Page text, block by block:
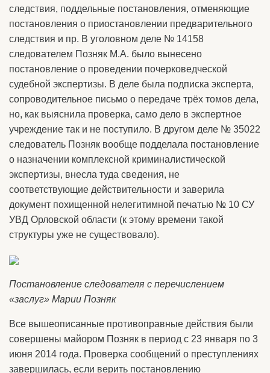
следствия, поддельные постановления, отменяющие
постановления о приостановлении предварительного
следствия и пр. В уголовном деле № 14158
следователем Позняк М.А. было вынесено
постановление о проведении почерковедческой
судебной экспертизы. В деле была подписка эксперта,
сопроводительное письмо о передаче трёх томов дела,
но, как выяснила проверка, само дело в экспертное
учреждение так и не поступило. В другом деле № 35022
следователь Позняк вообще подделала постановление
о назначении комплексной криминалистической
экспертизы, внесла туда сведения, не
соответствующие действительности и заверила
документ похищенной нелегитимной печатью № 10 СУ
УВД Орловской области (к этому времени такой
структуры уже не существовало).
Постановление следователя с перечислением
«заслуг» Марии Позняк
Все вышеописанные противоправные действия были
совершены майором Позняк в период с 23 января по 3
июня 2014 года. Проверка сообщений о преступлениях
завершилась, если верить постановлению